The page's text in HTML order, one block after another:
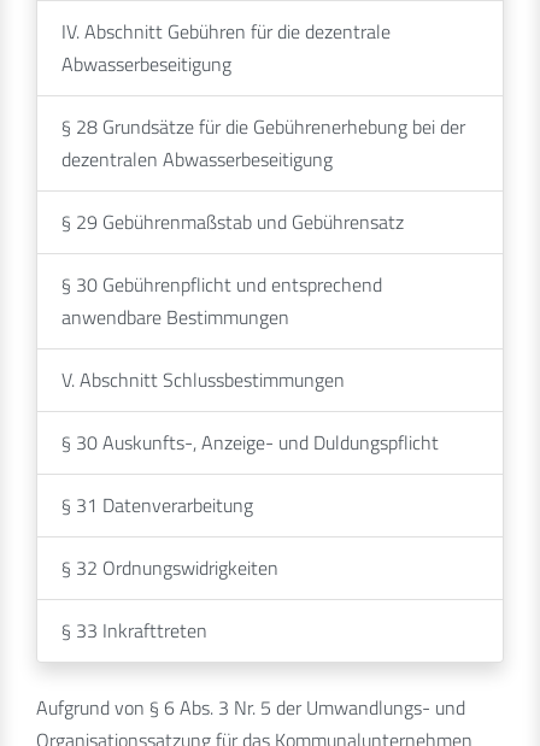
Aufgrund von § 6 Abs. 3 Nr. 5 der Umwandlungs- und
Organisationssatzung für das Kommunalunternehmen
IV. Abschnitt Gebühren für die dezentrale
Abwasserbeseitigung
§ 28 Grundsätze für die Gebührenerhebung bei der
dezentralen Abwasserbeseitigung
§ 29 Gebührenmaßstab und Gebührensatz
§ 30 Gebührenpflicht und entsprechend
anwendbare Bestimmungen
V. Abschnitt Schlussbestimmungen
§ 30 Auskunfts-, Anzeige- und Duldungspflicht
§ 31 Datenverarbeitung
§ 32 Ordnungswidrigkeiten
§ 33 Inkrafttreten